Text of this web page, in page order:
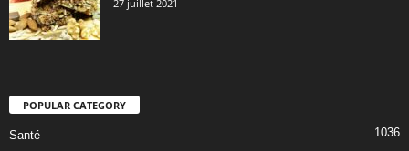
27 juillet 2021
POPULAR CATEGORY
Santé 1036